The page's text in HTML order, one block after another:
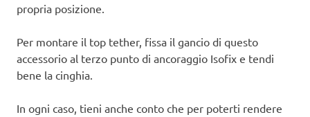
propria posizione.
Per montare il top tether, fissa il gancio di questo
accessorio al terzo punto di ancoraggio Isofix e tendi
bene la cinghia.
In ogni caso, tieni anche conto che per poterti rendere